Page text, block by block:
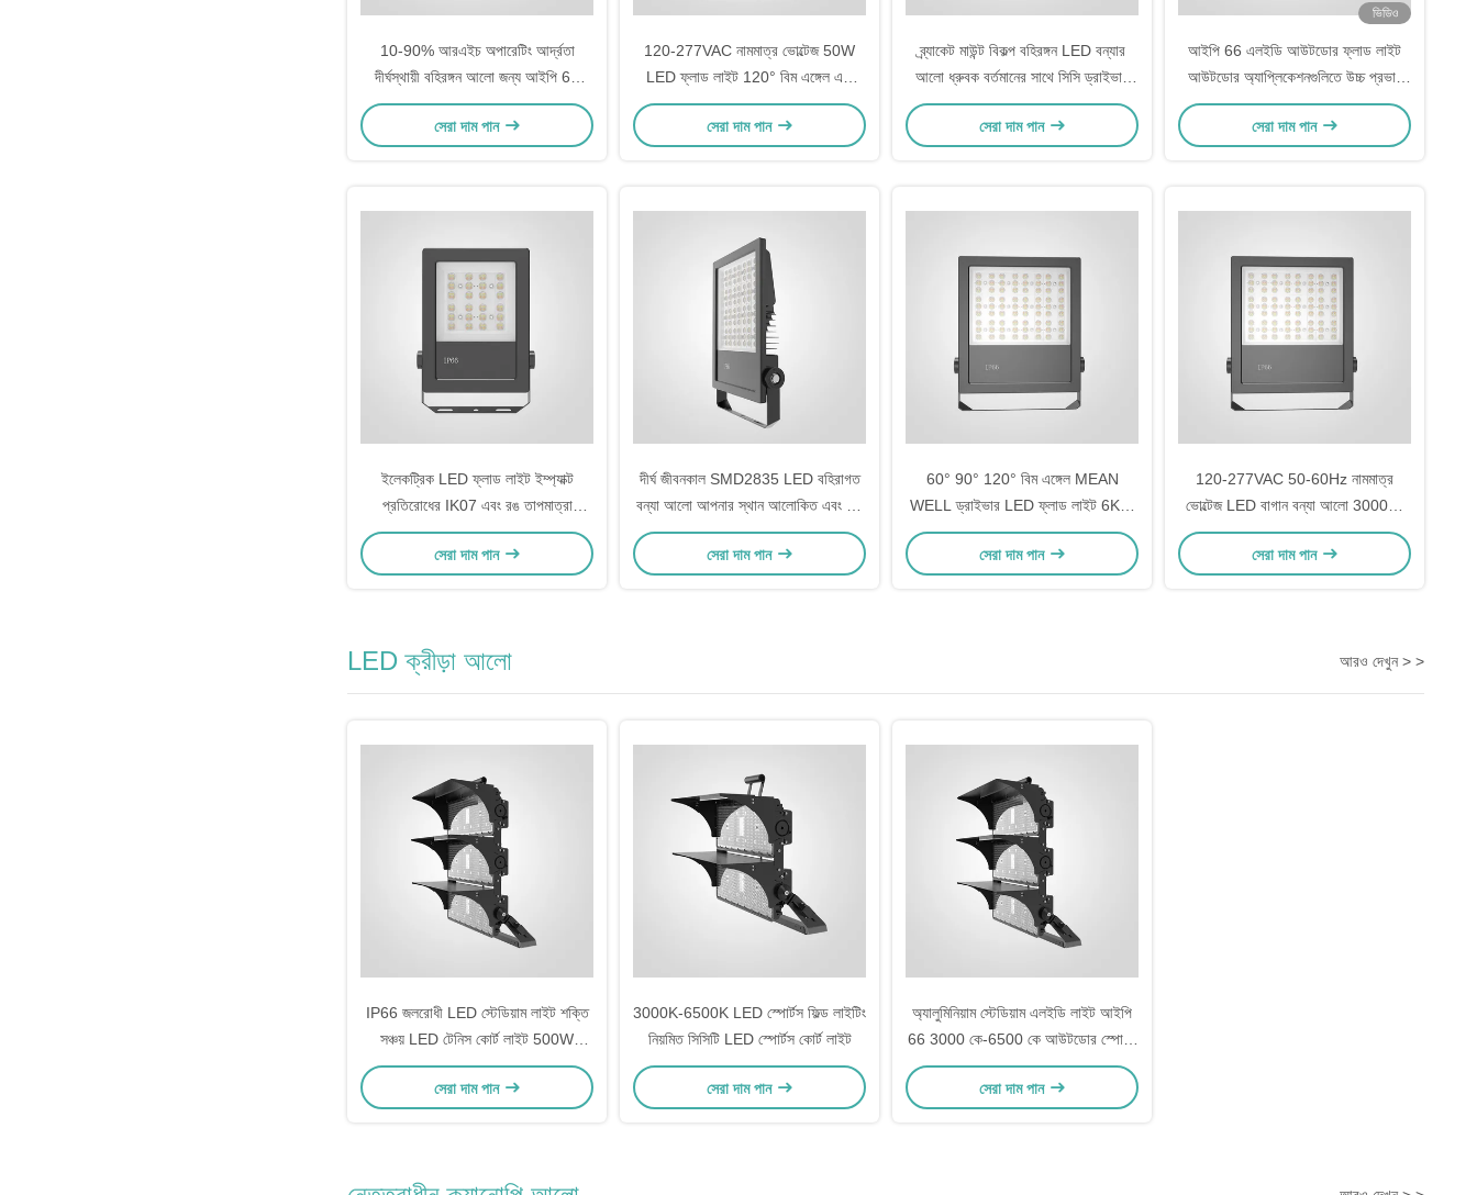
10-90% আরএইচ অপারেটিং আর্দ্রতা
দীর্ঘস্থায়ী বহিরঙ্গন আলো জন্য আইপি 66
LED বহিরাগত বন্যা আলো
সেরা দাম পান
120-277VAC নামমাত্র ভোল্টেজ 50W
LED ফ্লাড লাইট 120° বিম এঙ্গেল এবং
ক্রমাগত বর্তমান ড্রাইভার সহ
সেরা দাম পান
ব্র্যাকেট মাউন্ট বিকল্প বহিরঙ্গন LED বন্যার
আলো ধ্রুবক বর্তমানের সাথে সিসি ড্রাইভার
প্রকার বহিরঙ্গন খুচরা আলো জন্য
সেরা দাম পান
ভিডিও
আইপি 66 এলইডি আউটডোর ফ্লাড লাইট
আউটডোর অ্যাপ্লিকেশনগুলিতে উচ্চ প্রভাব
প্রতিরোধের জন্য
সেরা দাম পান
ইলেকট্রিক LED ফ্লাড লাইট ইম্প্যাক্ট
প্রতিরোধের IK07 এবং রঙ তাপমাত্রা
3000K-6500K ওয়াট 50W 100W
150W 200W 300W
সেরা দাম পান
দীর্ঘ জীবনকাল SMD2835 LED বহিরাগত
বন্যা আলো আপনার স্থান আলোকিত এবং অর্থ
সঞ্চয়
সেরা দাম পান
60° 90° 120° বিম এঙ্গেল MEAN
WELL ড্রাইভার LED ফ্লাড লাইট 6KV-
লাইন-লাইন ওভারজাক সুরক্ষা বিকল্প এবং
আলোকসজ্জা সহ
সেরা দাম পান
120-277VAC 50-60Hz নামমাত্র
ভোল্টেজ LED বাগান বন্যা আলো 3000K-
6500K রঙ তাপমাত্রা বহিরঙ্গন আলো জন্য
সেরা দাম পান
LED ক্রীড়া আলো আরও দেখুন > >
IP66 জলরোধী LED স্টেডিয়াম লাইট শক্তি
সঞ্চয় LED টেনিস কোর্ট লাইট 500W
1000W 1500W
সেরা দাম পান
3000K-6500K LED স্পোর্টস ফিল্ড লাইটিং
নিয়মিত সিসিটি LED স্পোর্টস কোর্ট লাইট
সেরা দাম পান
অ্যালুমিনিয়াম স্টেডিয়াম এলইডি লাইট আইপি
66 3000 কে-6500 কে আউটডোর স্পোর্টস
লাইটিং
সেরা দাম পান